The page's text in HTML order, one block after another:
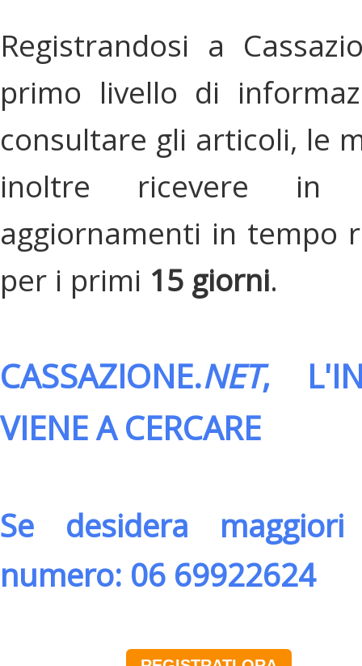
Registrandosi a
primo livello di
consultare gli articoli, le
inoltre ricevere in
aggiornamenti in tempo
per i primi 15 giorni.
CASSAZIONE.NET,
VIENE A CERCARE
Se desidera
numero: 06 69922624